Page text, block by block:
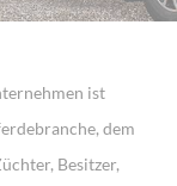
ist
dem
Besitzer,